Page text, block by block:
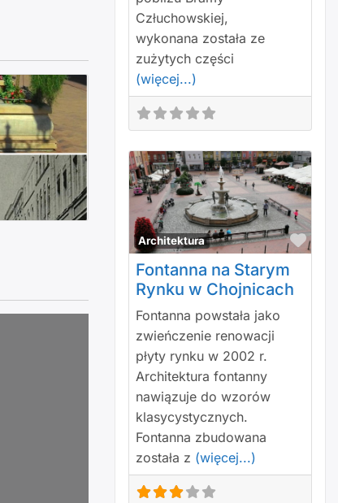
Człuchowskiej,
wykonana została ze
zużytych części
(więcej...)
Architektura
Fontanna na Starym
Rynku w Chojnicach
Fontanna powstała jako
zwieńczenie renowacji
płyty rynku w 2002 r.
Architektura fontanny
nawiązuje do wzorów
klasycystycznych.
Fontanna zbudowana
została z (więcej...)